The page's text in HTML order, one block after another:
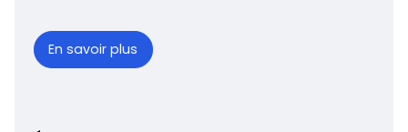
En savoir plus